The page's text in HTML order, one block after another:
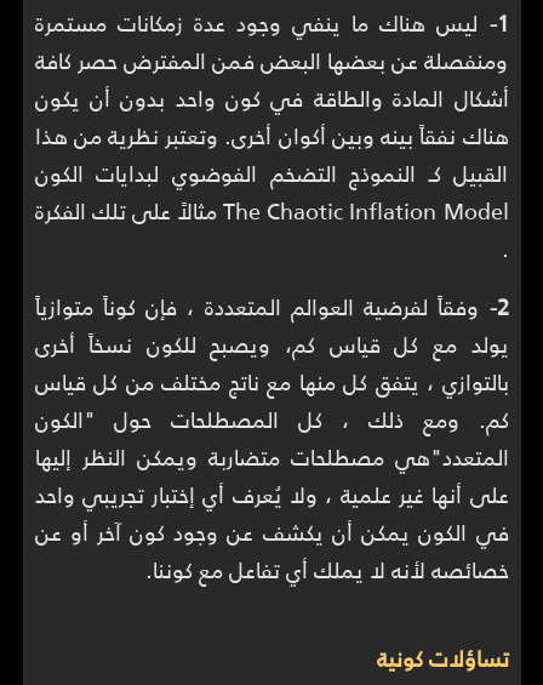
1- ليس هناك ما ينفي وجود عدة زمكانات مستمرة
ومنفصلة عن بعضها البعض فمن المفترض حصر كافة
أشكال المادة والطاقة في كون واحد بدون أن يكون
هناك نفقاً بينه وبين أكوان أخرى. وتعتبر نظرية من هذا
القبيل كـ النموذج التضخم الفوضوي لبدايات الكون
The Chaotic Inflation Model مثالاً على تلك الفكرة
.
2- وفقاً لفرضية العوالم المتعددة ، فإن كوناً متوازياً
يولد مع كل قياس كم، ويصبح للكون نسخاً أخرى
بالتوازي ، يتفق كل منها مع ناتج مختلف من كل قياس
كم. ومع ذلك ، كل المصطلحات حول "الكون
المتعدد"هي مصطلحات متضاربة ويمكن النظر إليها
على أنها غير علمية ، ولا يُعرف أي إختبار تجريبي واحد
في الكون يمكن أن يكشف عن وجود كون آخر أو عن
خصائصه لأنه لا يملك أي تفاعل مع كوننا.
تساؤلات كونية